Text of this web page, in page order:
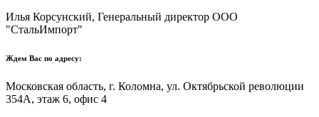
Илья Корсунский, Генеральный директор ООО
"СтальИмпорт"
Ждем Вас по адресу:
Московская область, г. Коломна, ул. Октябрьской революции
354А, этаж 6, офис 4